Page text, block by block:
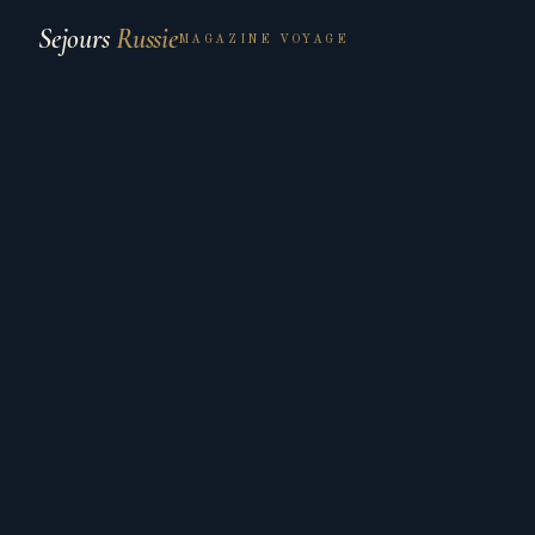
SejoursRussieMAGAZINE VOYAGE